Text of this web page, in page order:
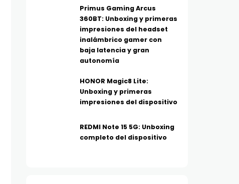
Primus Gaming Arcus
360BT: Unboxing y primeras
impresiones del headset
inalámbrico gamer con
baja latencia y gran
autonomía
HONOR Magic8 Lite:
Unboxing y primeras
impresiones del dispositivo
REDMI Note 15 5G: Unboxing
completo del dispositivo